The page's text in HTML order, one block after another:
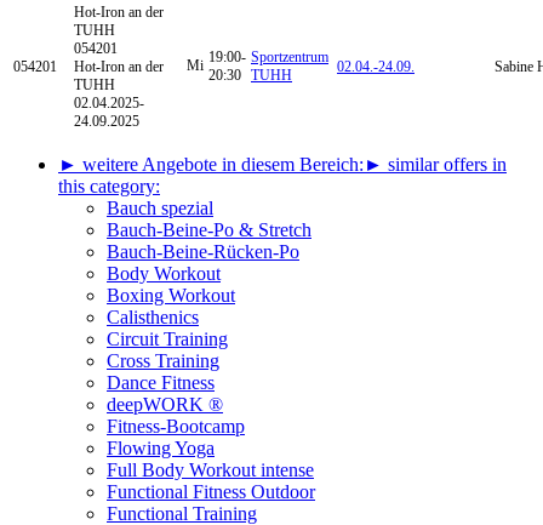
054201
Hot-Iron an der
TUHH
054201
Hot-Iron an der
TUHH
02.04.2025-
24.09.2025
Mi 19:00-
20:30
Sportzentrum
TUHH
02.04.-24.09. Sabine
► weitere Angebote in diesem Bereich: ► similar offers in
this category:
Bauch spezial
Bauch-Beine-Po & Stretch
Bauch-Beine-Rücken-Po
Body Workout
Boxing Workout
Calisthenics
Circuit Training
Cross Training
Dance Fitness
deepWORK ®
Fitness-Bootcamp
Flowing Yoga
Full Body Workout intense
Functional Fitness Outdoor
Functional Training